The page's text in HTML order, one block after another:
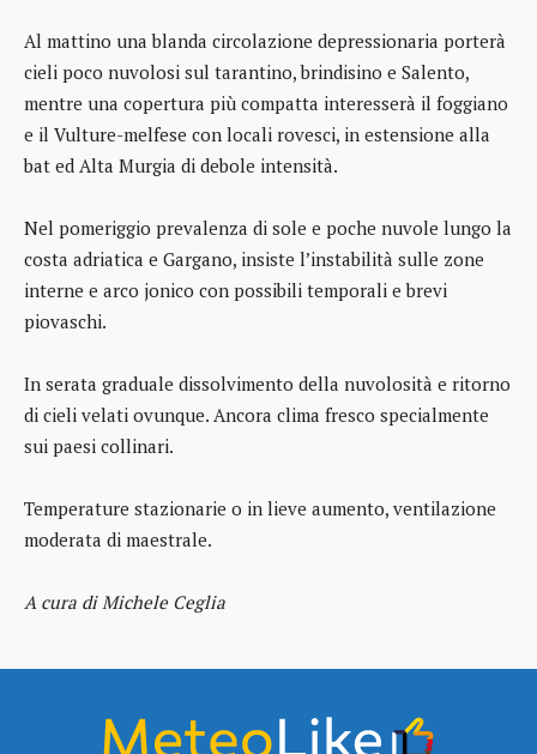
Al mattino una blanda circolazione depressionaria porterà
cieli poco nuvolosi sul tarantino, brindisino e Salento,
mentre una copertura più compatta interesserà il foggiano
e il Vulture-melfese con locali rovesci, in estensione alla
bat ed Alta Murgia di debole intensità.
Nel pomeriggio prevalenza di sole e poche nuvole lungo la
costa adriatica e Gargano, insiste l’instabilità sulle zone
interne e arco jonico con possibili temporali e brevi
piovaschi.
In serata graduale dissolvimento della nuvolosità e ritorno
di cieli velati ovunque. Ancora clima fresco specialmente
sui paesi collinari.
Temperature stazionarie o in lieve aumento, ventilazione
moderata di maestrale.
A cura di Michele Ceglia